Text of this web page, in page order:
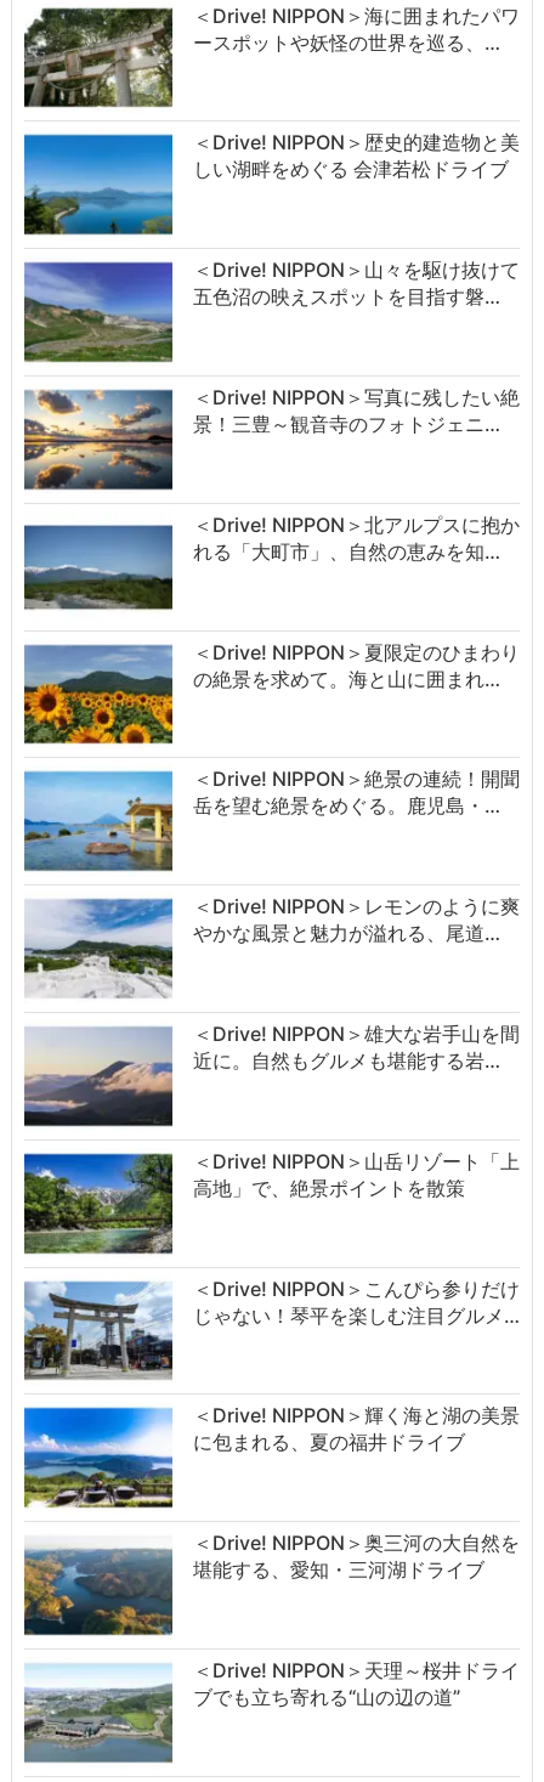
＜Drive! NIPPON＞海に囲まれたパワ
ースポットや妖怪の世界を巡る、…
＜Drive! NIPPON＞歴史的建造物と美
しい湖畔をめぐる 会津若松ドライブ
＜Drive! NIPPON＞山々を駆け抜けて
五色沼の映えスポットを目指す磐…
＜Drive! NIPPON＞写真に残したい絶
景！三豊～観音寺のフォトジェニ…
＜Drive! NIPPON＞北アルプスに抱か
れる「大町市」、自然の恵みを知…
＜Drive! NIPPON＞夏限定のひまわり
の絶景を求めて。海と山に囲まれ…
＜Drive! NIPPON＞絶景の連続！開聞
岳を望む絶景をめぐる。鹿児島・…
＜Drive! NIPPON＞レモンのように爽
やかな風景と魅力が溢れる、尾道…
＜Drive! NIPPON＞雄大な岩手山を間
近に。自然もグルメも堪能する岩…
＜Drive! NIPPON＞山岳リゾート「上
高地」で、絶景ポイントを散策
＜Drive! NIPPON＞こんぴら参りだけ
じゃない！琴平を楽しむ注目グルメ…
＜Drive! NIPPON＞輝く海と湖の美景
に包まれる、夏の福井ドライブ
＜Drive! NIPPON＞奥三河の大自然を
堪能する、愛知・三河湖ドライブ
＜Drive! NIPPON＞天理～桜井ドライ
ブでも立ち寄れる“山の辺の道”